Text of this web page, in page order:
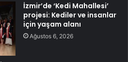
İzmir’de ‘Kedi Mahallesi’
projesi: Kediler ve insanlar
için yaşam alanı
Ağustos 6, 2026